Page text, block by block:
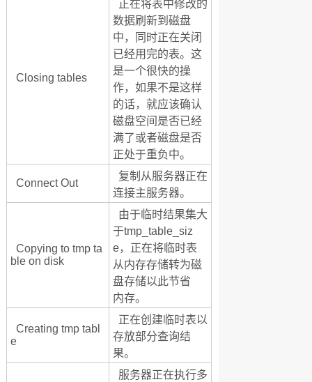
Closing tables
正在将表中修改的
数据刷新到磁盘
中，同时正在关闭
已经用完的表。这
是一个很快的操
作，如果不是这样
的话，就应该确认
磁盘空间是否已经
满了或者磁盘是否
正处于重负中。
Connect Out
复制从服务器正在
连接主服务器。
Copying to tmp ta
ble on disk
由于临时结果集大
于tmp_table_siz
e，正在将临时表
从内存存储转为磁
盘存储以此节省
内存。
Creating tmp tabl
e
正在创建临时表以
存放部分查询结
果。
服务器正在执行多